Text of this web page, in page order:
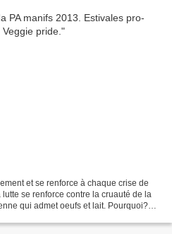
et se renforce à chaque crise de
se renforce contre la cruauté de la
qui admet oeufs et lait. Pourquoi?